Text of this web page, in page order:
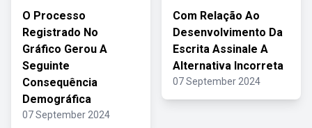
O Processo
Registrado No
Gráfico Gerou A
Seguinte
Consequência
Demográfica
07 September 2024
Com Relação Ao
Desenvolvimento Da
Escrita Assinale A
Alternativa Incorreta
07 September 2024